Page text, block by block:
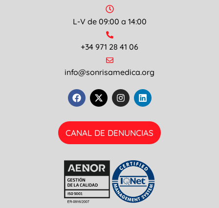
L-V de 09:00 a 14:00
+34 971 28 41 06
info@sonrisamedica.org
CANAL DE DENUNCIAS